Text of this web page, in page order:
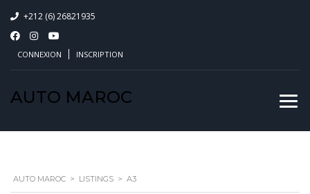
+212 (6) 26821935
CONNEXION INSCRIPTION
AUTO MAROC
AUTO MAROC > LISTINGS > A3